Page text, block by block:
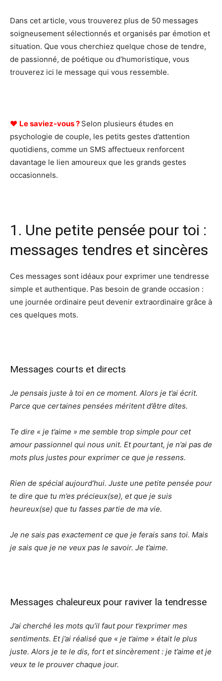
Dans cet article, vous trouverez plus de 50 messages
soigneusement sélectionnés et organisés par émotion et
situation. Que vous cherchiez quelque chose de tendre,
de passionné, de poétique ou d’humoristique, vous
trouverez ici le message qui vous ressemble.
♥ Le saviez-vous ? Selon plusieurs études en
psychologie de couple, les petits gestes d’attention
quotidiens, comme un SMS affectueux renforcent
davantage le lien amoureux que les grands gestes
occasionnels.
1. Une petite pensée pour toi :
messages tendres et sincères
Ces messages sont idéaux pour exprimer une tendresse
simple et authentique. Pas besoin de grande occasion :
une journée ordinaire peut devenir extraordinaire grâce à
ces quelques mots.
Messages courts et directs
Je pensais juste à toi en ce moment. Alors je t’ai écrit.
Parce que certaines pensées méritent d’être dites.
Te dire « je t’aime » me semble trop simple pour cet
amour passionnel qui nous unit. Et pourtant, je n’ai pas de
mots plus justes pour exprimer ce que je ressens.
Rien de spécial aujourd’hui. Juste une petite pensée pour
te dire que tu m’es précieux(se), et que je suis
heureux(se) que tu fasses partie de ma vie.
Je ne sais pas exactement ce que je ferais sans toi. Mais
je sais que je ne veux pas le savoir. Je t’aime.
Messages chaleureux pour raviver la tendresse
J’ai cherché les mots qu’il faut pour t’exprimer mes
sentiments. Et j’ai réalisé que « je t’aime » était le plus
juste. Alors je te le dis, fort et sincèrement : je t’aime et je
veux te le prouver chaque jour.